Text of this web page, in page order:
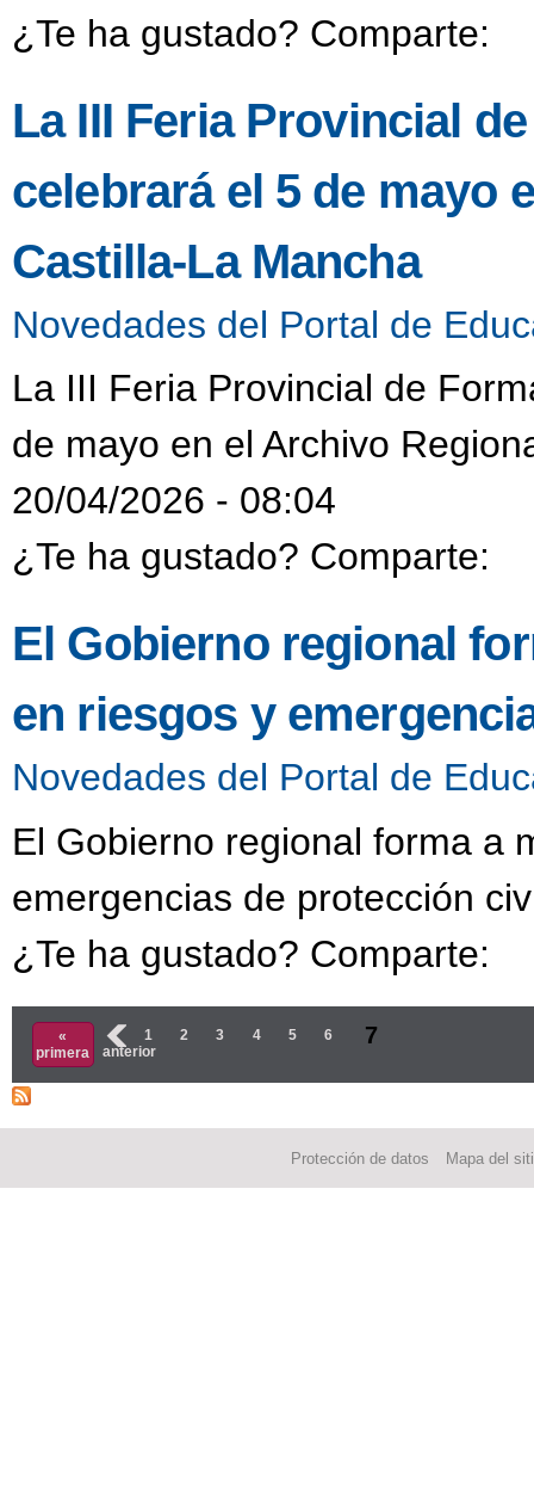
¿Te ha gustado? Comparte:
La III Feria Provincial
celebrará el 5 de mayo
Castilla-La Mancha
Novedades del Portal de
La III Feria Provincial de
de mayo en el Archivo
20/04/2026 - 08:04
¿Te ha gustado? Comparte:
El Gobierno regional
en riesgos y
Novedades del Portal de
El Gobierno regional forma a
emergencias de protección
¿Te ha gustado? Comparte:
Páginas
«
primera
‹
anterior
1 2 3 4 5 6 7
Protección de datos Mapa del